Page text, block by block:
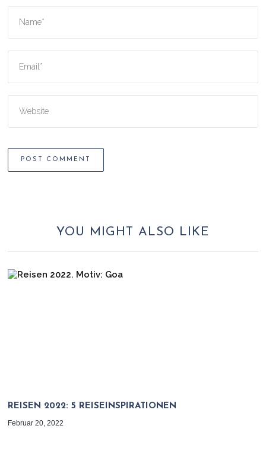
YOU MIGHT ALSO LIKE
REISEN 2022: 5 REISEINSPIRATIONEN
Februar 20, 2022